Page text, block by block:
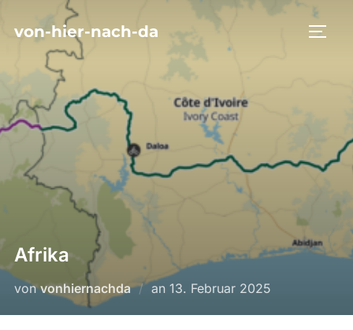
Inhalt
springen
von-hier-nach-da
Afrika
vonvonhiernachda an Veröffentlicht
13. Februar 2025